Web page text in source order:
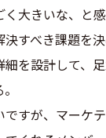
く大きいな、と
すべき課題を
を設計して、
すが、マーケ